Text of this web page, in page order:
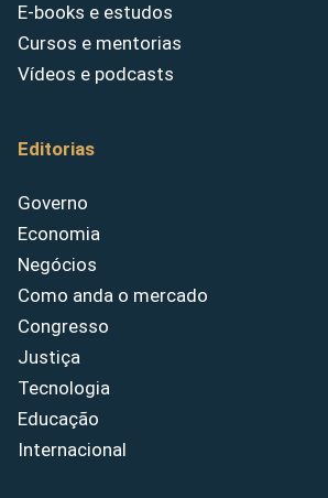
E-books e estudos
Cursos e mentorias
Vídeos e podcasts
Editorias
Governo
Economia
Negócios
Como anda o mercado
Congresso
Justiça
Tecnologia
Educação
Internacional